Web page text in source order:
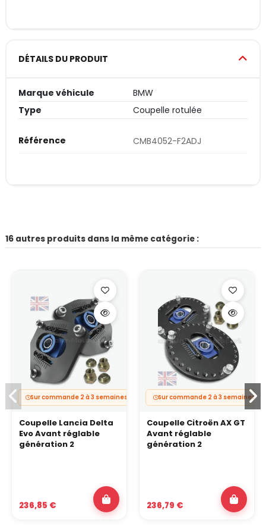
DÉTAILS DU PRODUIT
Marque véhicule
BMW
Type
Coupelle rotulée
Référence CMB4052-F2ADJ
16 autres produits dans la même catégorie :
Sur commande 2 à 3 semaines
Coupelle Lancia Delta
Evo Avant réglable
génération 2
236,85 €
Sur commande 2 à 3 semaines
Coupelle Citroën AX GT
Avant réglable
génération 2
236,79 €